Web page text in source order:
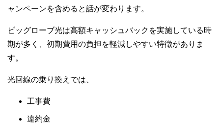
ャンペーンを含めると話が変わります。
ビッグローブ光は高額キャッシュバックを実施している時
期が多く、初期費用の負担を軽減しやすい特徴がありま
す。
光回線の乗り換えでは、
工事費
違約金